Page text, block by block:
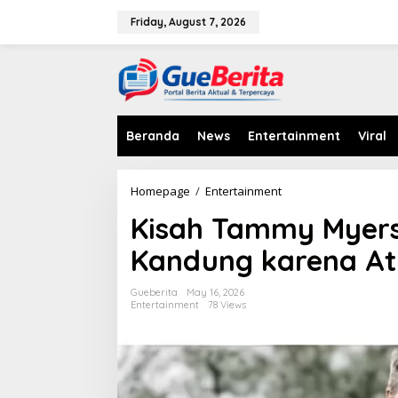
Friday, August 7, 2026
Beranda News Entertainment Viral
Homepage / Entertainment
s
a
h
T
M
y
e
Kisah Tammy
Kandung karena
Gueberita
May 16, 2026
Entertainment
78 Views